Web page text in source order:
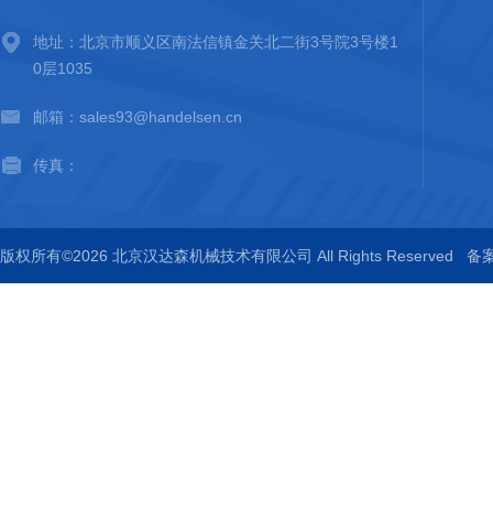
地址：北京市顺义区南法信镇金关北二街3号院3号楼1
0层1035
邮箱：sales93@handelsen.cn
传真：
版权所有©2026 北京汉达森机械技术有限公司 All Rights Reserved 备